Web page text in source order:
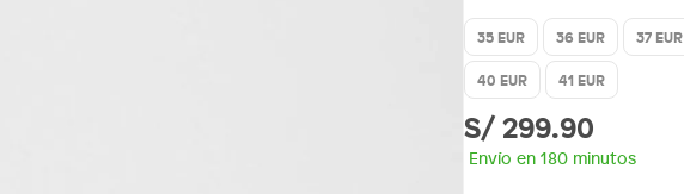
35 EUR 36 EUR 37 EUR
40 EUR
41 EUR
S/ 299.90
Envío en 180 minutos